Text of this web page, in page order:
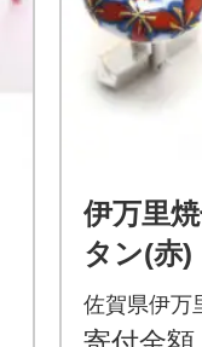
伊万里
タン(赤)
佐賀県伊万